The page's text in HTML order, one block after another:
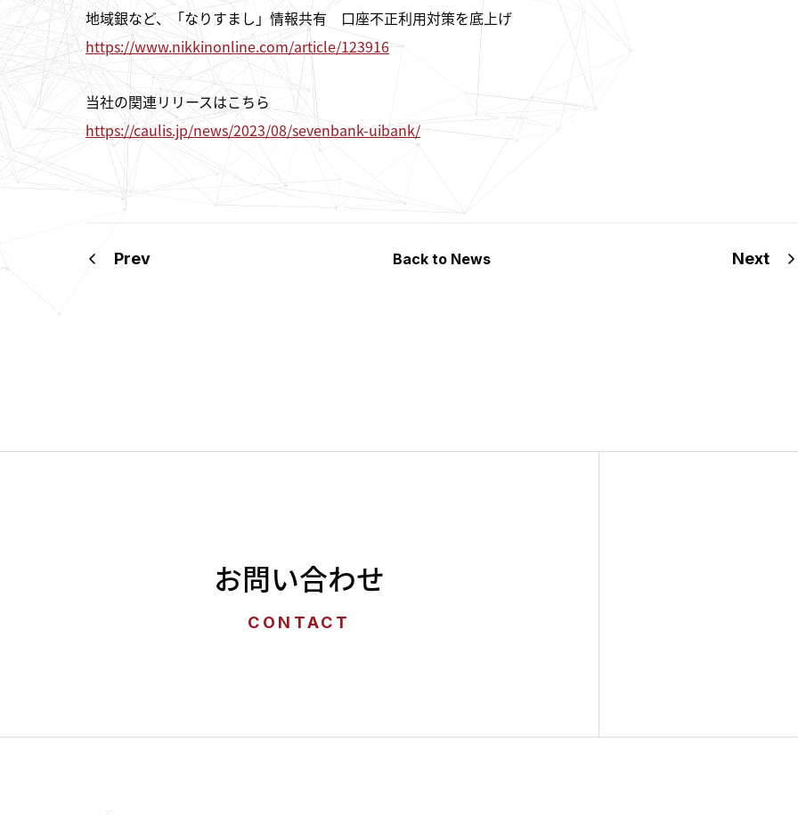
地域銀など、「なりすまし」情報共有 口座不正利用対策を底上げ
https://www.nikkinonline.com/article/123916
当社の関連リリースはこちら
https://caulis.jp/news/2023/08/sevenbank-uibank/
Prev Back to News Next
お問い合わせ
CONTACT